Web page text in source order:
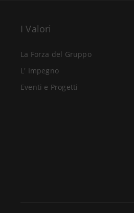
I Valori
La Forza del Gruppo
L' Impegno
Eventi e Progetti